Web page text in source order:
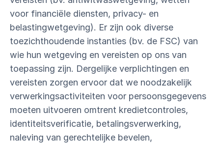
voor financiële diensten, privacy- en
belastingwetgeving). Er zijn ook diverse
toezichthoudende instanties (bv. de FSC) van
wie hun wetgeving en vereisten op ons van
toepassing zijn. Dergelijke verplichtingen en
vereisten zorgen ervoor dat we noodzakelijk
verwerkingsactiviteiten voor persoonsgegevens
moeten uitvoeren omtrent kredietcontroles,
identiteitsverificatie, betalingsverwerking,
naleving van gerechtelijke bevelen,